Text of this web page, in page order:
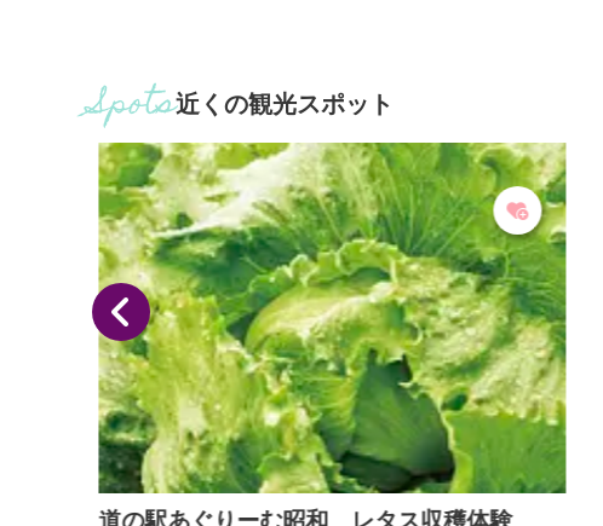
近くの観光スポット
道の駅あぐりーむ昭和 レタス収穫体験